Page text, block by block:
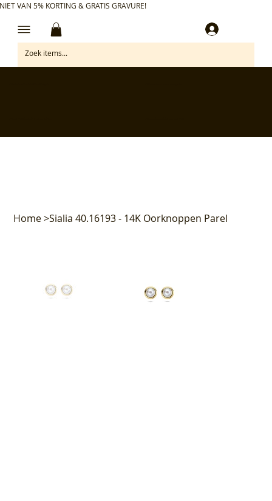
VAN 5% KORTING & GRATIS GRAVURE!
Home>Sialia 40.16193 - 14K Oorknoppen Parel